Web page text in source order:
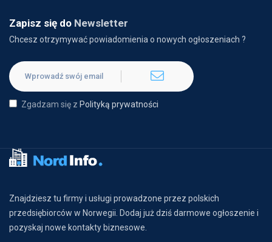
Zapisz się do Newsletter
Chcesz otrzymywać powiadomienia o nowych ogłoszeniach ?
Zgadzam się z Polityką prywatności
Znajdziesz tu firmy i usługi prowadzone przez polskich
przedsiębiorców w Norwegii. Dodaj już dziś darmowe ogłoszenie i
pozyskaj nowe kontakty biznesowe.